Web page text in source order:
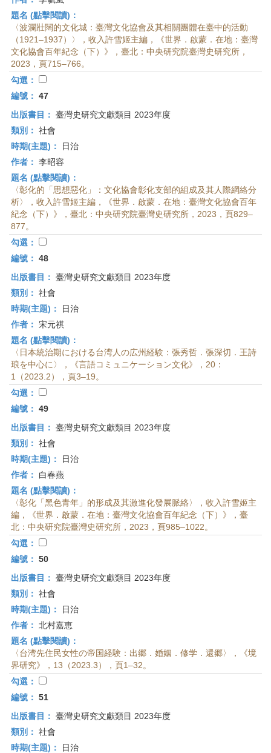
題名 (點擊閱讀)：
〈波瀾壯闊的文化城：臺灣文化協會及其相關團體在臺中的活動
（1921–1937）〉，收入許雪姬主編，《世界．啟蒙．在地：臺灣
文化協會百年紀念（下）》，臺北：中央研究院臺灣史研究所，
2023，頁715–766。
勾選：
編號： 47
出版書目： 臺灣史研究文獻類目 2023年度
類別： 社會
時期(主題)：
日治
作者： 李昭容
題名 (點擊閱讀)：
〈彰化的「思想惡化」：文化協會彰化支部的組成及其人際網絡分
析〉，收入許雪姬主編，《世界．啟蒙．在地：臺灣文化協會百年
紀念（下）》，臺北：中央研究院臺灣史研究所，2023，頁829–
877。
勾選：
編號： 48
出版書目： 臺灣史研究文獻類目 2023年度
類別： 社會
時期(主題)：
日治
作者： 宋元祺
題名 (點擊閱讀)：
〈日本統治期における台湾人の広州経験：張秀哲．張深切．王詩
琅を中心に〉，《言語コミュニケーション文化》，20：
1（2023.2），頁3–19。
勾選：
編號： 49
出版書目： 臺灣史研究文獻類目 2023年度
類別： 社會
時期(主題)：
日治
作者：
白春燕
題名 (點擊閱讀)：
〈彰化「黑色青年」的形成及其激進化發展脈絡〉，收入許雪姬主
編，《世界．啟蒙．在地：臺灣文化協會百年紀念（下）》，臺
北：中央研究院臺灣史研究所，2023，頁985–1022。
勾選：
編號： 50
出版書目： 臺灣史研究文獻類目 2023年度
類別： 社會
時期(主題)：
日治
作者： 北村嘉恵
題名 (點擊閱讀)：
〈台湾先住民女性の帝国経験：出郷．婚姻．修学．還郷〉，《境
界研究》，13（2023.3），頁1–32。
勾選：
編號： 51
出版書目： 臺灣史研究文獻類目 2023年度
類別： 社會
時期(主題)：
日治